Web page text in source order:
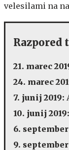
velesilami na
Razpored
21. marec
24. marec
7. junij 2019:
10. junij 2019:
6. september
9. september